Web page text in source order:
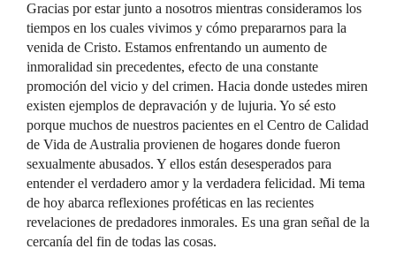
Gracias por estar junto a nosotros mientras consideramos los
tiempos en los cuales vivimos y cómo prepararnos para la
venida de Cristo. Estamos enfrentando un aumento de
inmoralidad sin precedentes, efecto de una constante
promoción del vicio y del crimen. Hacia donde ustedes miren
existen ejemplos de depravación y de lujuria. Yo sé esto
porque muchos de nuestros pacientes en el Centro de Calidad
de Vida de Australia provienen de hogares donde fueron
sexualmente abusados. Y ellos están desesperados para
entender el verdadero amor y la verdadera felicidad. Mi tema
de hoy abarca reflexiones proféticas en las recientes
revelaciones de predadores inmorales. Es una gran señal de la
cercanía del fin de todas las cosas.